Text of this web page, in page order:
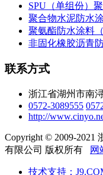
SPU（单组份）
聚合物水泥防水涂
聚氨酯防水涂料
非固化橡胶沥青
联系方式
浙江省湖州市南
0572-3089555
http://
Copyright © 2009-2021
有限公司 版权所有
网
技术支持：